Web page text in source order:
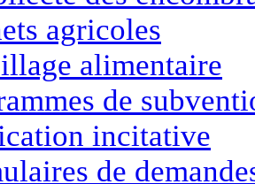
agricoles
alimentaire
de
incitative
de